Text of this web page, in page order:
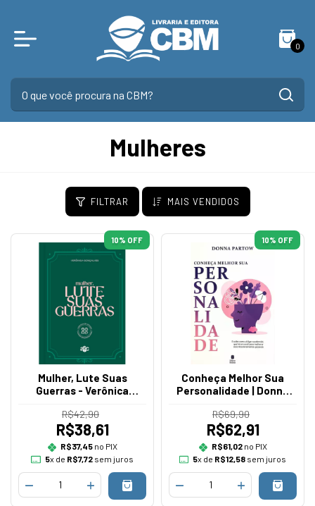
0
Mulheres
FILTRAR MAIS VENDIDOS
10% OFF
Mulher, Lute Suas
Guerras - Verônica
R$42,90
R$38,61
R$37,45no PIX
5x de R$7,72sem juros
10% OFF
Conheça Melhor Sua
Personalidade | Donna
R$69,90
R$62,91
R$61,02no PIX
5x de R$12,58 sem juros